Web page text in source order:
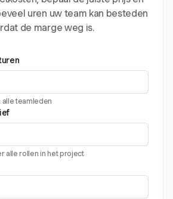
uren uw team kan besteden
de marge weg is.
alle teamleden
alle rollen in het project